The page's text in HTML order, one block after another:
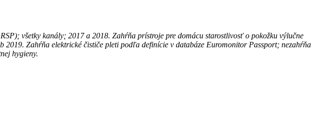
všetky kanály; 2017 a 2018. Zahŕňa prístroje pre domácu starostlivosť o pokožku výlučne
Zahŕňa elektrické čističe pleti podľa definície v databáze Euromonitor Passport; nezahŕňa
hygieny.